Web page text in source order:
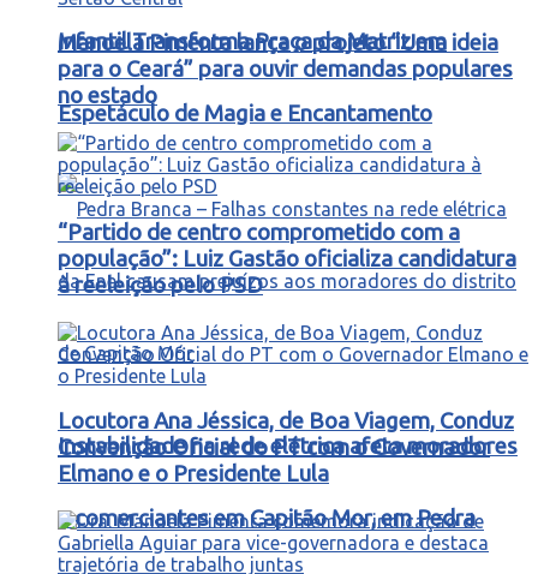
Infantil Transforma Praça da Matriz em
Espetáculo de Magia e Encantamento
Instabilidade na rede elétrica afeta moradores
e comerciantes em Capitão Mor, em Pedra
Manoela Pimenta lança o projeto “Uma ideia
para o Ceará” para ouvir demandas populares
no estado
“Partido de centro comprometido com a
população”: Luiz Gastão oficializa candidatura
à reeleição pelo PSD
Locutora Ana Jéssica, de Boa Viagem, Conduz
Convenção Oficial do PT com o Governador
Elmano e o Presidente Lula